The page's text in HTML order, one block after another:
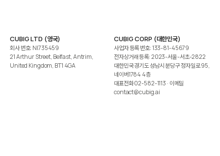
CUBIG LTD (영국)
회사 번호: NI735459
21 Arthur Street, Belfast, Antrim,
United Kingdom, BT1 4GA
CUBIG CORP (대한민국)
사업자 등록 번호: 133-81-45679
전자상거래 등록: 2023-서울-서초-2822
대한민국 경기도 성남시 분당구 정자일로 95,
네이버1784 4층
대표전화02-582-1113 · 이메일
contact@cubig.ai